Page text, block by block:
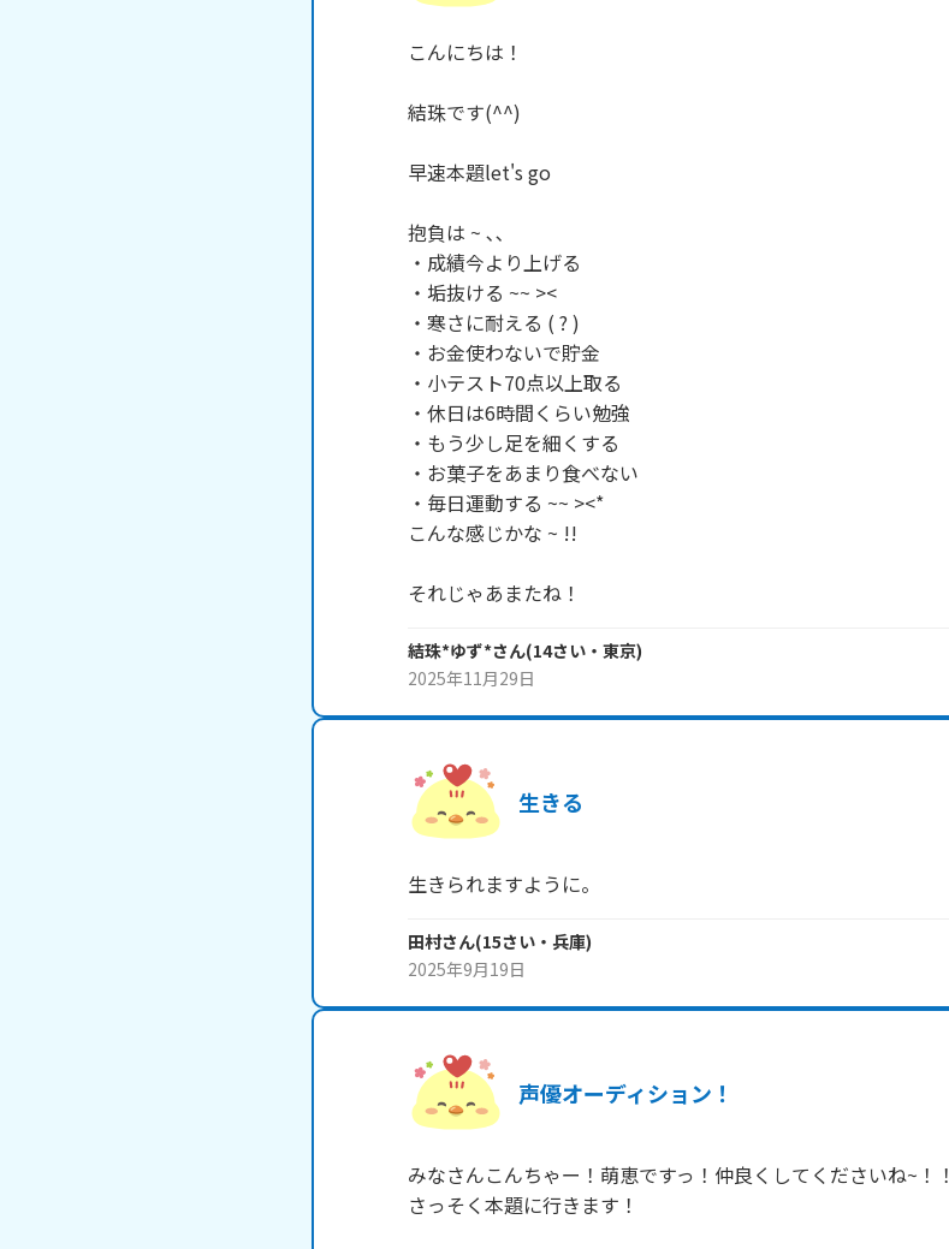
こんにちは！
結珠です(^^)
早速本題let's go
抱負は ~ ､､
・成績今より上げる
・垢抜ける ~~ ><
・寒さに耐える ( ? )
・お金使わないで貯金
・小テスト70点以上取る
・休日は6時間くらい勉強
・もう少し足を細くする
・お菓子をあまり食べない
・毎日運動する ~~ ><*
こんな感じかな ~ !!
それじゃあまたね！
結珠*ゆず*さん(14さい・ 東京)
2025年11月29日
生きる
生きられますように。
田村さん(15さい・ 兵庫)
2025年9月19日
声優オーディション！
みなさんこんちゃー！萌恵ですっ！仲良くしてくださいね~！！
さっそく本題に行きます！